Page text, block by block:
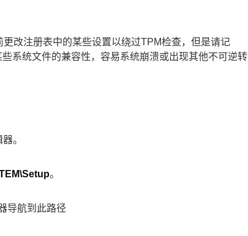
改注册表中的某些设置以绕过TPM检查，但是请记
系统文件的兼容性，容易系统崩溃或出现其他不可逆转
。
。